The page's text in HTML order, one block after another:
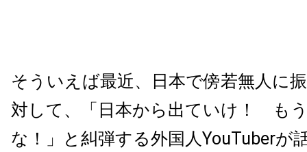
そういえば最近、日本で傍若無人に
対して、「日本から出ていけ！ も
な！」と糾弾する外国人YouTuberが